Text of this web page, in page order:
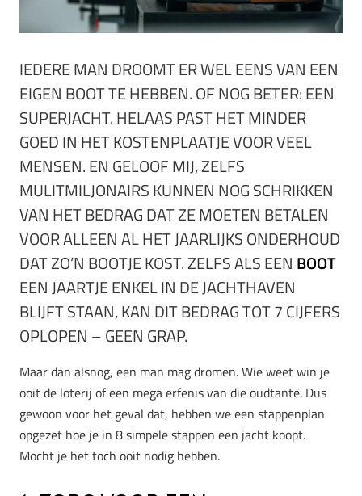
IEDERE MAN DROOMT ER WEL EENS VAN EEN
EIGEN BOOT TE HEBBEN. OF NOG BETER: EEN
SUPERJACHT. HELAAS PAST HET MINDER
GOED IN HET KOSTENPLAATJE VOOR VEEL
MENSEN. EN GELOOF MIJ, ZELFS
MULITMILJONAIRS KUNNEN NOG SCHRIKKEN
VAN HET BEDRAG DAT ZE MOETEN BETALEN
VOOR ALLEEN AL HET JAARLIJKS ONDERHOUD
DAT ZO’N BOOTJE KOST. ZELFS ALS EEN BOOT
EEN JAARTJE ENKEL IN DE JACHTHAVEN
BLIJFT STAAN, KAN DIT BEDRAG TOT 7 CIJFERS
OPLOPEN – GEEN GRAP.
Maar dan alsnog, een man mag dromen. Wie weet win je
ooit de loterij of een mega erfenis van die oudtante. Dus
gewoon voor het geval dat, hebben we een stappenplan
opgezet hoe je in 8 simpele stappen een jacht koopt.
Mocht je het toch ooit nodig hebben.